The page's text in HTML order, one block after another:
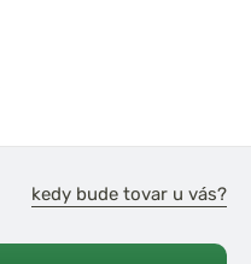
kedy bude tovar u vás?